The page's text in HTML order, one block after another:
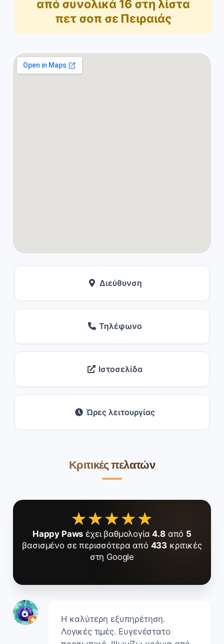
από συνολικά 16 στη λίστα
πετ σοπ σε Πειραιάς
Διεύθυνση
Τηλέφωνο
Ιστοσελίδα
Ώρες λειτουργίας
Κριτικές πελατών
★★★★★
★★★★★
Happy Paws έχει βαθμολογία4.8από 5
βασισμένο σε περισσότερα από 433 κριτικές
στη Google
Η καλύτερη εξυπηρέτηση.
Λογικές τιμές. Ευγενέστατο